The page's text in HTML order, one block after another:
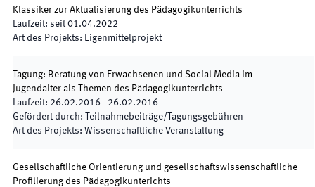
Klassiker zur Aktualisierung des Pädagogikunterrichts
Laufzeit: seit 01.04.2022
Art des Projekts: Eigenmittelprojekt
Tagung: Beratung von Erwachsenen und Social Media im
Jugendalter als Themen des Pädagogikunterrichts
Laufzeit: 26.02.2016 - 26.02.2016
Gefördert durch:
Teilnahmebeiträge/Tagungsgebühren
Art des Projekts: Wissenschaftliche Veranstaltung
Gesellschaftliche Orientierung und gesellschaftswissenschaftliche
Profilierung des Pädagogikunterichts